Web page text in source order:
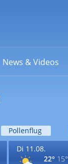
News & Videos
Pollenflug
Di 11.08.
22° 15°